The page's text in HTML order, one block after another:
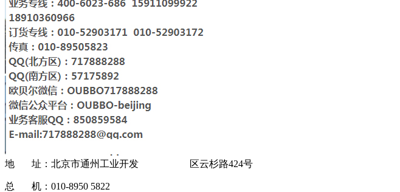
地 址：北京市通州工业开发 区云杉路424号
总 机：010-8950 5822